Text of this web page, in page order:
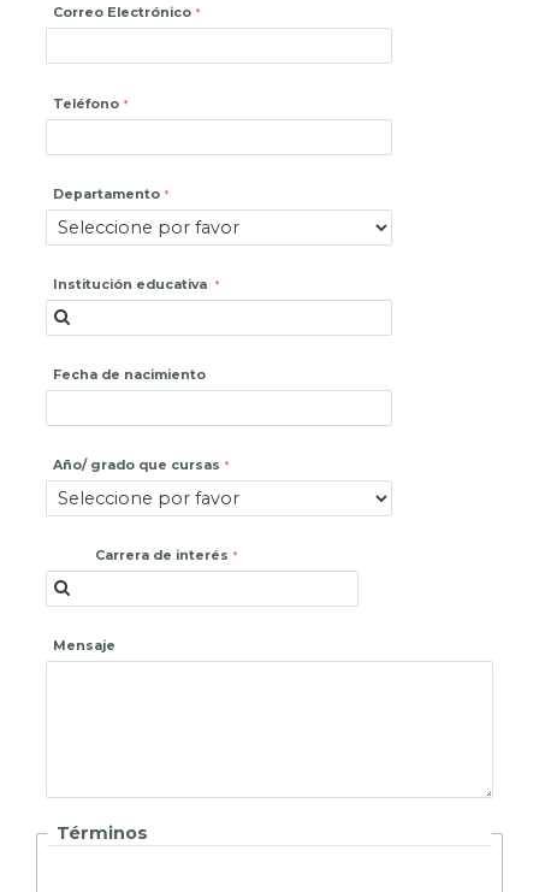
Correo Electrónico
Teléfono
Departamento
Institución educativa
Fecha de nacimiento
Año/ grado que cursas
Carrera de interés
Mensaje
Términos